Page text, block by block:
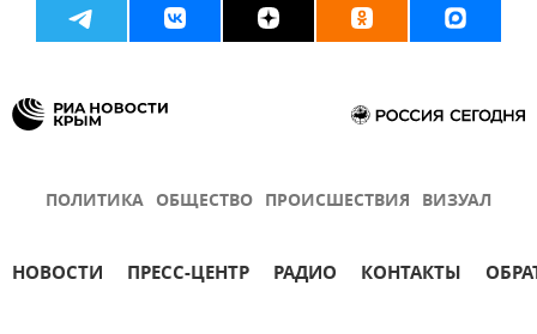
ПОЛИТИКА ОБЩЕСТВО ПРОИСШЕСТВИЯ ВИЗУАЛ
НОВОСТИ ПРЕСС-ЦЕНТР РАДИО КОНТАКТЫ